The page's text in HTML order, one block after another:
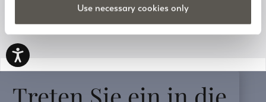
Use necessary cookies only
Angaben zum Unternehmen
v0.14.04